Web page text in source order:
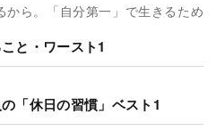
から。「自分第一」で生きるため
と・ワースト1
「休日の習慣」ベスト1